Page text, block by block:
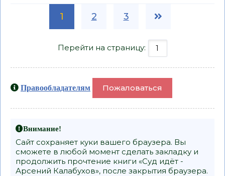
1 2 3
Перейти на страницу:
Правообладателям Пожаловаться
Внимание!
Сайт сохраняет куки вашего браузера. Вы
сможете в любой момент сделать закладку и
продолжить прочтение книги «Суд идёт -
Арсений Калабухов», после закрытия браузера.